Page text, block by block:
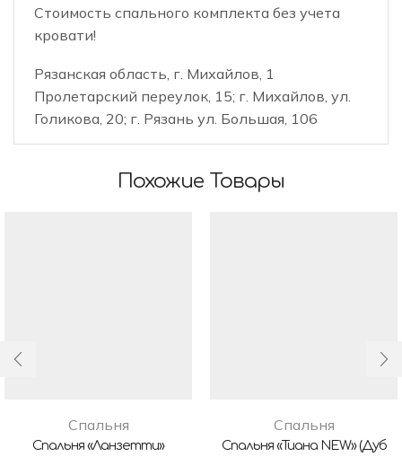
Стоимость спального комплекта без учета
кровати!
Рязанская область, г. Михайлов, 1
Пролетарский переулок, 15; г. Михайлов, ул.
Голикова, 20; г. Рязань ул. Большая, 106
Похожие Товары
Спальня
Спальня «Ланзетти»
Спальня
Спальня «Тиана NEW» (Дуб